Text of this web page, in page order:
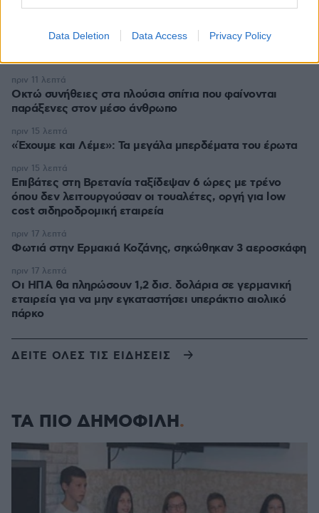
Data Deletion Data Access Privacy Policy
Με «Δούρειο Ίππο» την task force της CIA και οδηγό το
φιάσκο του Κόλπου των Χοίρων: Πώς θέλουν οι ΗΠΑ να
Οκτώ συνήθειες στα πλούσια σπίτια που φαίνονται
παράξενες στον μέσο άνθρωπο
πριν 11 λεπτά
«Έχουμε και Λέμε»: Τα μεγάλα μπερδέματα του έρωτα
πριν 15 λεπτά
Επιβάτες στη Βρετανία ταξίδεψαν 6 ώρες με τρένο
όπου δεν λειτουργούσαν οι τουαλέτες, οργή για low
cost σιδηροδρομική εταιρεία
πριν 15 λεπτά
Φωτιά στην Ερμακιά Κοζάνης, σηκώθηκαν 3 αεροσκάφη
πριν 17 λεπτά
Οι ΗΠΑ θα πληρώσουν 1,2 δισ. δολάρια σε γερμανική
εταιρεία για να μην εγκαταστήσει υπεράκτιο αιολικό
πάρκο
πριν 17 λεπτά
ΔΕΙΤΕ ΟΛΕΣ ΤΙΣ ΕΙΔΗΣΕΙΣ
ΤΑ ΠΙΟ ΔΗΜΟΦΙΛΗ